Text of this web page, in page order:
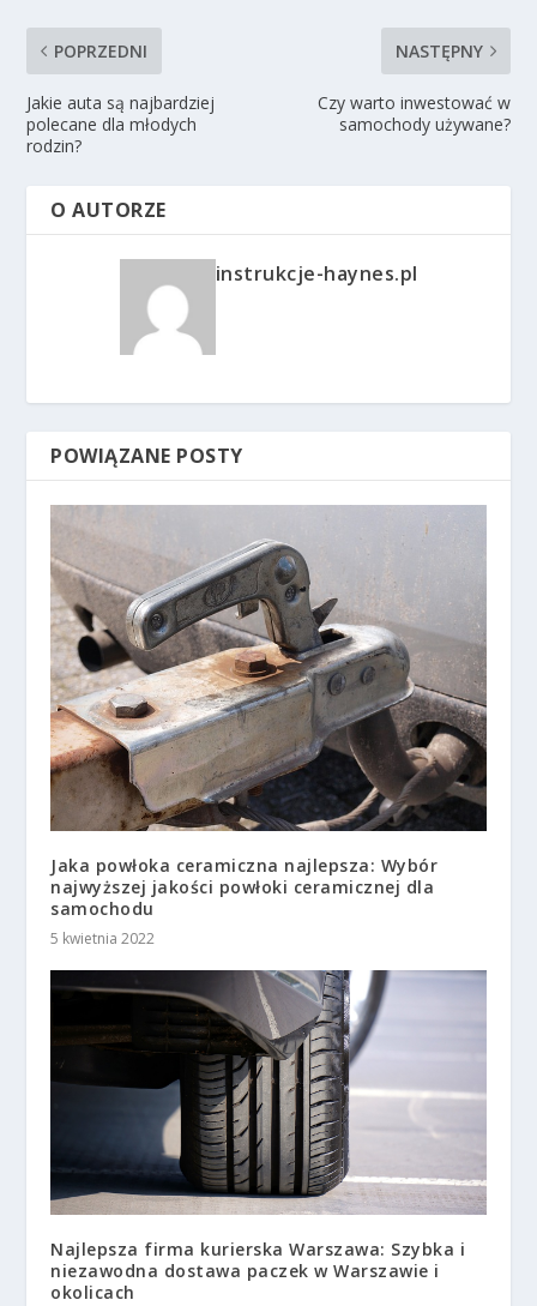
POPRZEDNI
Jakie auta są najbardziej
polecane dla młodych
rodzin?
NASTĘPNY
Czy warto inwestować w
samochody używane?
O AUTORZE
instrukcje-haynes.pl
POWIĄZANE POSTY
Jaka powłoka ceramiczna najlepsza: Wybór
najwyższej jakości powłoki ceramicznej dla
samochodu
5 kwietnia 2022
Najlepsza firma kurierska Warszawa: Szybka i
niezawodna dostawa paczek w Warszawie i
okolicach